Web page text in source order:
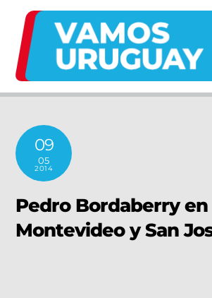
content
09
05
2014
Pedro Bordaberry en
Montevideo y San